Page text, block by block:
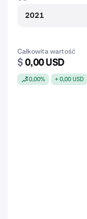
2021
Całkowita wartość
$ 0,00 USD
0,00% + 0,00 USD